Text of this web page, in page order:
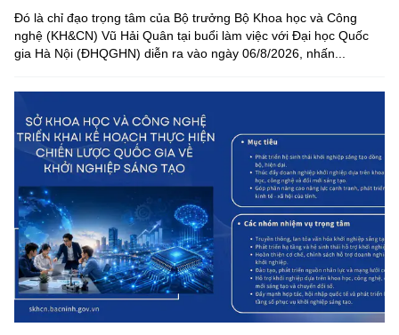
Đó là chỉ đạo trọng tâm của Bộ trưởng Bộ Khoa học và Công
nghệ (KH&CN) Vũ Hải Quân tại buổi làm việc với Đại học Quốc
gia Hà Nội (ĐHQGHN) diễn ra vào ngày 06/8/2026, nhấn...